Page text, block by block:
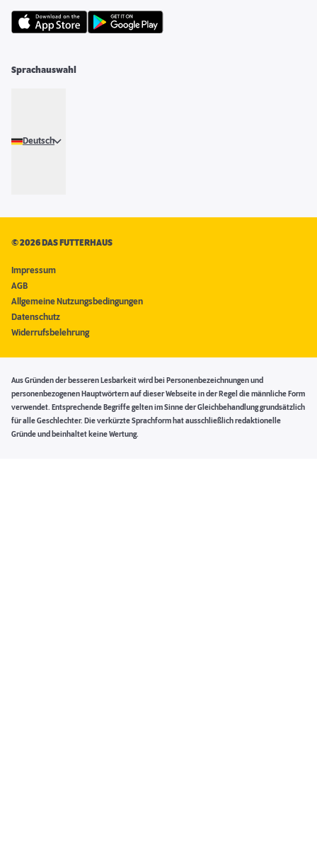
Sprachauswahl
Deutsch
©2026 DAS FUTTERHAUS
Impressum
AGB
Allgemeine Nutzungsbedingungen
Datenschutz
Widerrufsbelehrung
Aus Gründen der besseren Lesbarkeit wird bei Personenbezeichnungen und
personenbezogenen Hauptwörtern auf dieser Webseite in der Regel die männliche Form
verwendet. Entsprechende Begriffe gelten im Sinne der Gleichbehandlung grundsätzlich
für alle Geschlechter. Die verkürzte Sprachform hat ausschließlich redaktionelle
Gründe und beinhaltet keine Wertung.